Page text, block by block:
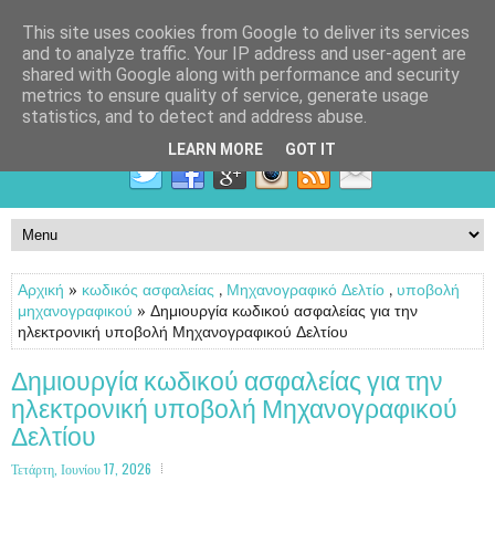
Αρχική » κωδικός ασφαλείας , Μηχανογραφικό Δελτίο , υποβολή
μηχανογραφικού » Δημιουργία κωδικού ασφαλείας για την
ηλεκτρονική υποβολή Μηχανογραφικού Δελτίου
Δημιουργία κωδικού ασφαλείας για την
ηλεκτρονική υποβολή Μηχανογραφικού
Δελτίου
Τετάρτη, Ιουνίου 17, 2026
This site uses cookies from Google to deliver its services
and to analyze traffic. Your IP address and user-agent are
shared with Google along with performance and security
metrics to ensure quality of service, generate usage
statistics, and to detect and address abuse.
LEARN MORE GOT IT